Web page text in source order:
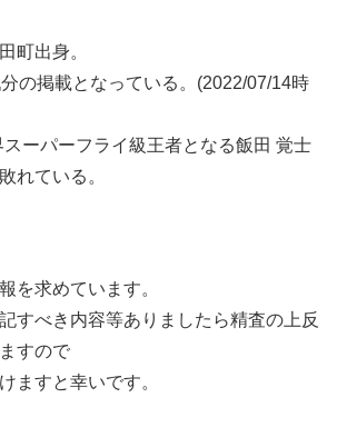
町出身。
の掲載となっている。(2022/07/14時
スーパーフライ級王者となる飯田 覚士
れている。
を求めています。
すべき内容等ありましたら精査の上反
すので
ますと幸いです。